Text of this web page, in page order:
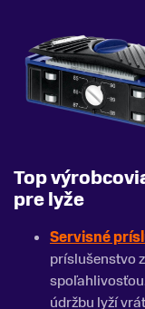
Top
pre lyže
Servisné
príslušenstvo
údržbu lyží